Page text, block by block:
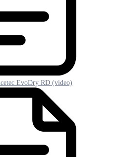
EvoDry RD (video)